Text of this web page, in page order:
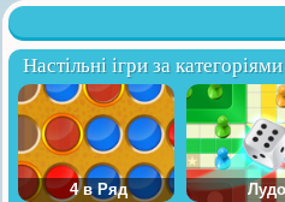
Настільні ігри за категоріями
4 в Ряд Лудо